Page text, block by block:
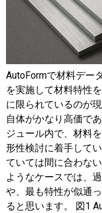
AutoFormで材料デー
を実施して材料特性
に限られているのが
自体がかなり高価で
ジュール内で、材料
形性検討に着手して
ていては間に合わな
ようなケースでは、
や、最も特性が似通
ると思います。 図1